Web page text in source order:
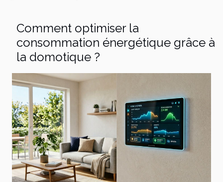
Comment optimiser la
consommation énergétique grâce à
la domotique ?